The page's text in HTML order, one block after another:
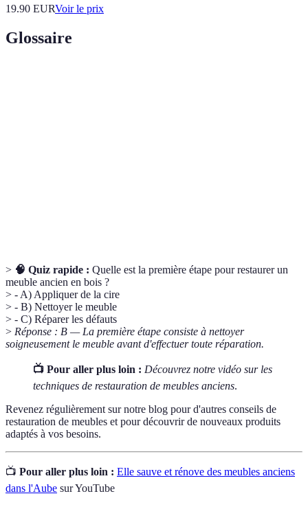
19.90 EURVoir le prix
Glossaire
> 🧠 Quiz rapide : Quelle est la première étape pour restaurer un
meuble ancien en bois ?
> - A) Appliquer de la cire
> - B) Nettoyer le meuble
> - C) Réparer les défauts
> Réponse : B — La première étape consiste à nettoyer
soigneusement le meuble avant d'effectuer toute réparation.
📺 Pour aller plus loin : Découvrez notre vidéo sur les
techniques de restauration de meubles anciens.
Revenez régulièrement sur notre blog pour d'autres conseils de
restauration de meubles et pour découvrir de nouveaux produits
adaptés à vos besoins.
📺 Pour aller plus loin : Elle sauve et rénove des meubles anciens
dans l'Aube sur YouTube